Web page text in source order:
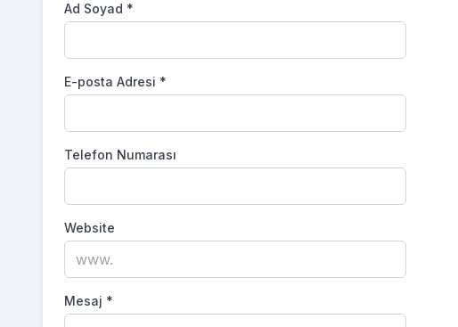
Ad Soyad *
E-posta Adresi *
Telefon Numarası
Website
Mesaj *